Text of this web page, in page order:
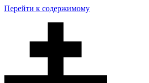
Перейти к содержимому